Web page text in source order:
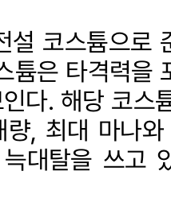
설 코스튬으로
튬은 타격력을
다. 해당 코스
량, 최대 마나
대탈을 쓰고